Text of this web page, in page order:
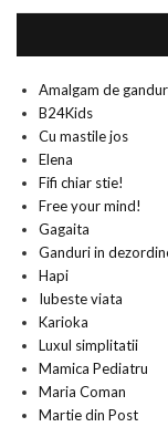
Amalgam de
B24Kids
Cu mastile jos
Elena
Fifi chiar stie!
Free your mind!
Gagaita
Ganduri in
Hapi
Iubeste viata
Karioka
Luxul simplitatii
Mamica Pediatru
Maria Coman
Martie din Post